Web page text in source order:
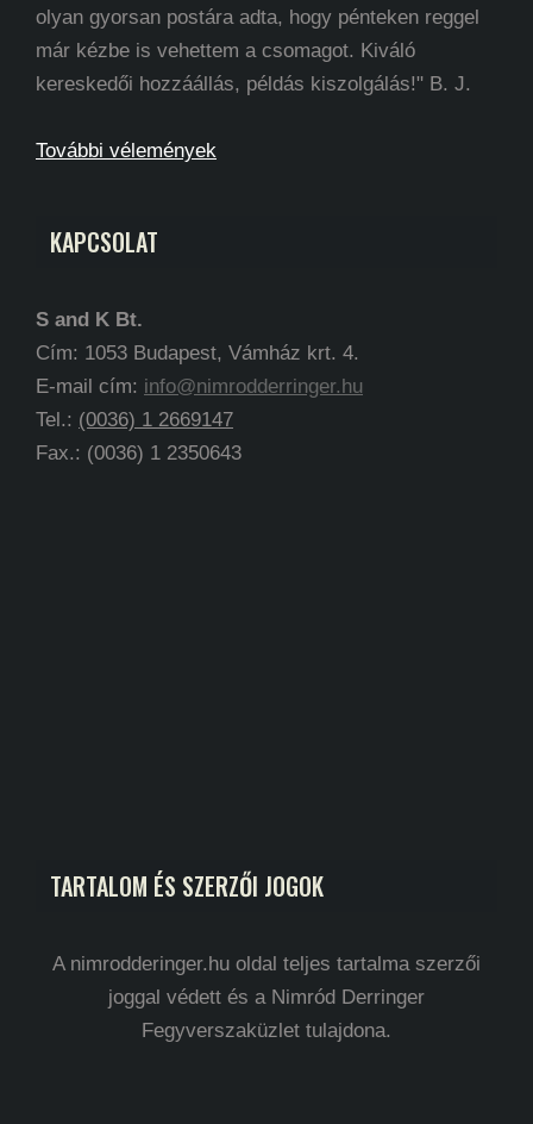
olyan gyorsan postára adta, hogy pénteken reggel
már kézbe is vehettem a csomagot. Kiváló
kereskedői hozzáállás, példás kiszolgálás!" B. J.
További vélemények
KAPCSOLAT
S and K Bt.
Cím: 1053 Budapest, Vámház krt. 4.
E-mail cím: info@nimrodderringer.hu
Tel.: (0036) 1 2669147
Fax.: (0036) 1 2350643
TARTALOM ÉS SZERZŐI JOGOK
A nimrodderinger.hu oldal teljes tartalma szerzői
joggal védett és a Nimród Derringer
Fegyverszaküzlet tulajdona.